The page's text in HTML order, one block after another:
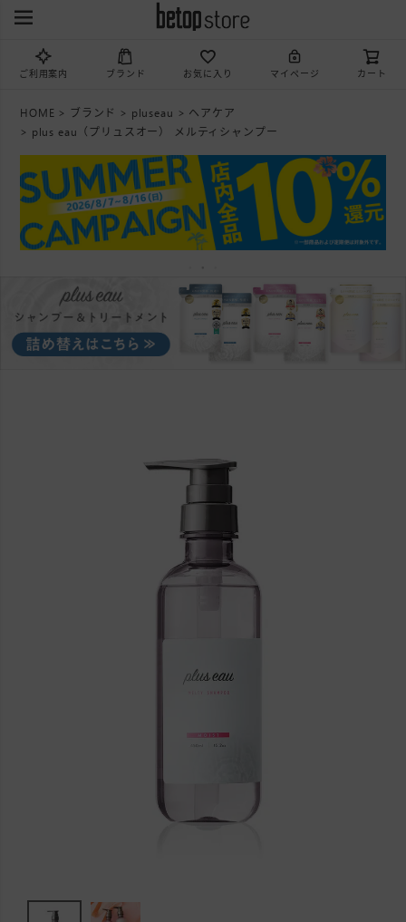
ご利用案内 ブランド お気に入り マイページ カート
HOME ブランド pluseau
ヘアケア
plus eau（プリュスオー） メルティシャンプー